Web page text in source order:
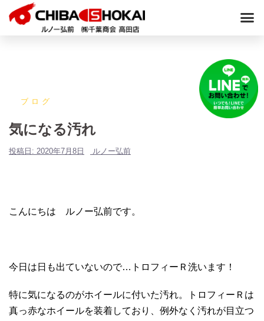
ブログ
気になる汚れ
投稿日: 2020年7月8日 ルノー弘前
こんにちは ルノー弘前です。
今日は日も出ていないので…トロフィーＲ洗います！
特に気になるのがホイールに付いた汚れ。トロフィーＲは
真っ赤なホイールを装着しており、例外なく汚れが目立つ